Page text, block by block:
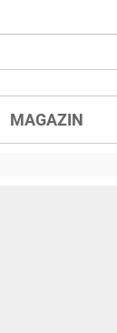
MAGAZIN